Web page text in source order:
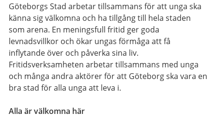
Göteborgs Stad arbetar tillsammans för att unga ska
känna sig välkomna och ha tillgång till hela staden
som arena. En meningsfull fritid ger goda
levnadsvillkor och ökar ungas förmåga att få
inflytande över och påverka sina liv.
Fritidsverksamheten arbetar tillsammans med unga
och många andra aktörer för att Göteborg ska vara en
bra stad för alla unga att leva i.
Alla är välkomna här